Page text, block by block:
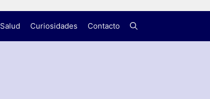
Salud Curiosidades Contacto